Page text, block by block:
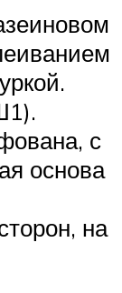
с
основа
на